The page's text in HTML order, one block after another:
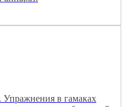
Упражнения в гамаках